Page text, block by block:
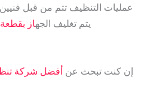
عمليات التنظيف تتم من قبل
يتم تغليف الجهاز
إن كنت تبحث عنأفضل شركة